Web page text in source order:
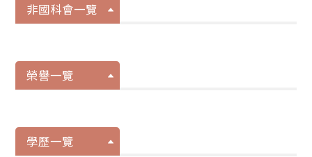
非國科會一覽
榮譽一覽
學歷一覽